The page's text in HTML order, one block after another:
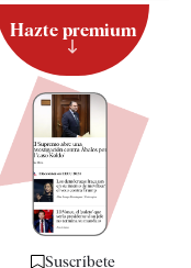
Hazte premium
Suscríbete